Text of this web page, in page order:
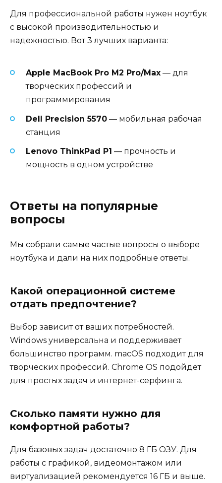
Для профессиональной работы нужен ноутбук
с высокой производительностью и
надежностью. Вот 3 лучших варианта:
Apple MacBook Pro M2 Pro/Max — для
творческих профессий и
программирования
Dell Precision 5570 — мобильная рабочая
станция
Lenovo ThinkPad P1 — прочность и
мощность в одном устройстве
Ответы на популярные
вопросы
Мы собрали самые частые вопросы о выборе
ноутбука и дали на них подробные ответы.
Какой операционной системе
отдать предпочтение?
Выбор зависит от ваших потребностей.
Windows универсальна и поддерживает
большинство программ. macOS подходит для
творческих профессий. Chrome OS подойдет
для простых задач и интернет-серфинга.
Сколько памяти нужно для
комфортной работы?
Для базовых задач достаточно 8 ГБ ОЗУ. Для
работы с графикой, видеомонтажом или
виртуализацией рекомендуется 16 ГБ и выше.